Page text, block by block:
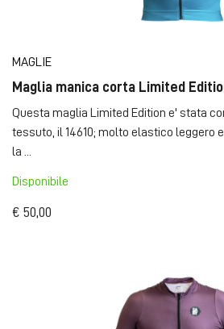
MAGLIE
Maglia manica corta Limited
Questa maglia Limited Edition e' stata
tessuto, il 14610; molto elastico leggero
la ...
Disponibile
€ 50,00